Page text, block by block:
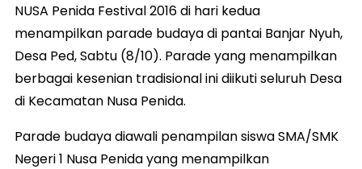
NUSA Penida Festival 2016 di hari kedua
menampilkan parade budaya di pantai Banjar Nyuh,
Desa Ped, Sabtu (8/10). Parade yang menampilkan
berbagai kesenian tradisional ini diikuti seluruh Desa
di Kecamatan Nusa Penida.
Parade budaya diawali penampilan siswa SMA/SMK
Negeri 1 Nusa Penida yang menampilkan